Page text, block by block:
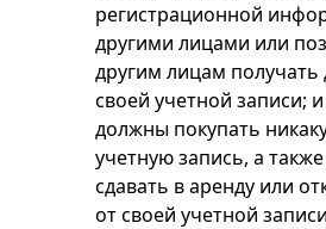
регистрационной
другими лицами или
другим лицам получать
своей учетной записи;
должны покупать
учетную запись, а
сдавать в аренду или
от своей учетной